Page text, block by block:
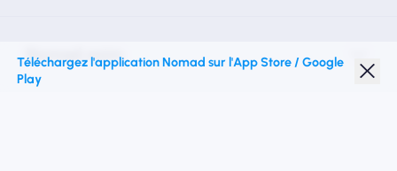
Nomad esim
Téléchargez l'application Nomad sur l'App Store / Google
Play